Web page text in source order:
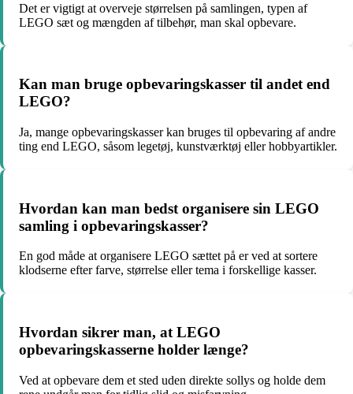
Det er vigtigt at overveje størrelsen på samlingen, typen af
LEGO sæt og mængden af tilbehør, man skal opbevare.
Kan man bruge opbevaringskasser til andet end
LEGO?
Ja, mange opbevaringskasser kan bruges til opbevaring af andre
ting end LEGO, såsom legetøj, kunstværktøj eller hobbyartikler.
Hvordan kan man bedst organisere sin LEGO
samling i opbevaringskasser?
En god måde at organisere LEGO sættet på er ved at sortere
klodserne efter farve, størrelse eller tema i forskellige kasser.
Hvordan sikrer man, at LEGO
opbevaringskasserne holder længe?
Ved at opbevare dem et sted uden direkte sollys og holde dem